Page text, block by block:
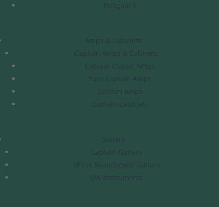
Pickguard
Amps & Cabinets
Captain Amps & Cabinets
Captain Classic Amps
Pure Captain Amps
Custom Amps
Captain Cabinets
Guitars
Captain Guitars
DÉsse Soundscape Guitars
UW Instruments